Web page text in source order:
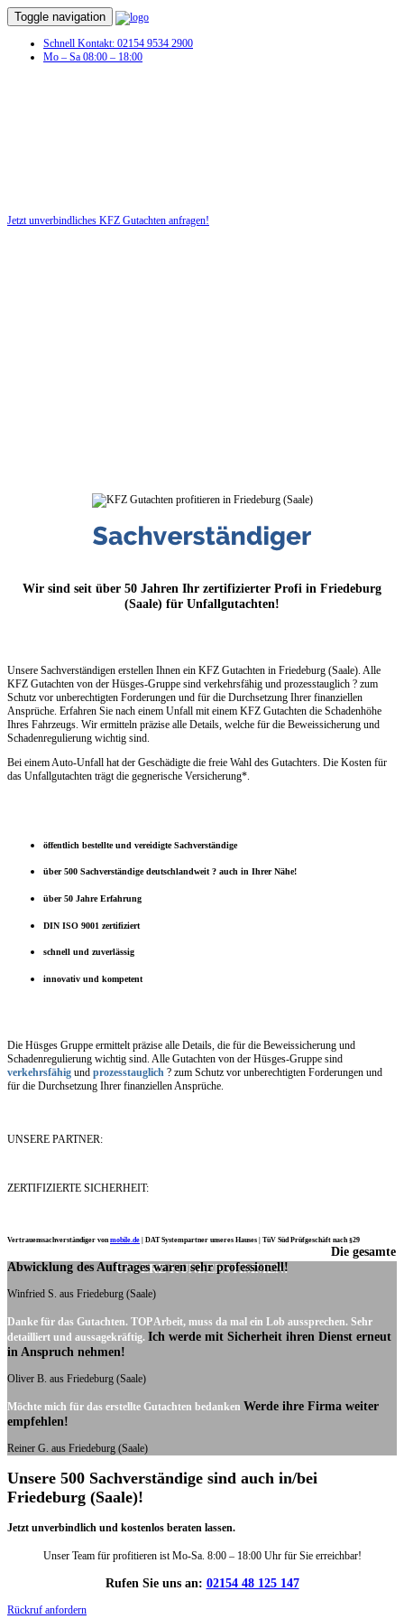
Toggle navigation
Schnell Kontakt: 02154 9534 2900
Mo – Sa 08:00 – 18:00
Jetzt unverbindliches KFZ Gutachten anfragen!
Wir sind seit über 50 Jahren Ihr zertifizierter Profi in Friedeburg
(Saale) für Unfallgutachten!
Unsere Sachverständigen erstellen Ihnen ein KFZ Gutachten in Friedeburg (Saale). Alle
KFZ Gutachten von der Hüsges-Gruppe sind verkehrsfähig und prozesstauglich ? zum
Schutz vor unberechtigten Forderungen und für die Durchsetzung Ihrer finanziellen
Ansprüche. Erfahren Sie nach einem Unfall mit einem KFZ Gutachten die Schadenhöhe
Ihres Fahrzeugs. Wir ermitteln präzise alle Details, welche für die Beweissicherung und
Schadenregulierung wichtig sind.
Bei einem Auto-Unfall hat der Geschädigte die freie Wahl des Gutachters. Die Kosten für
das Unfallgutachten trägt die gegnerische Versicherung*.
öffentlich bestellte und vereidigte Sachverständige
über 500 Sachverständige deutschlandweit ? auch in Ihrer Nähe!
über 50 Jahre Erfahrung
DIN ISO 9001 zertifiziert
schnell und zuverlässig
innovativ und kompetent
Die Hüsges Gruppe ermittelt präzise alle Details, die für die Beweissicherung und
Schadenregulierung wichtig sind. Alle Gutachten von der Hüsges-Gruppe sind
verkehrsfähig und prozesstauglich ? zum Schutz vor unberechtigten Forderungen und
für die Durchsetzung Ihrer finanziellen Ansprüche.
UNSERE PARTNER:
ZERTIFIZIERTE SICHERHEIT:
Vertrauenssachverständiger vonmobile.de DAT Systempartner unseres Hauses | TüV Süd Prüfgeschäft nach §29
UNSERE KUNDENSTIMMEN:
Die gesamte
Abwicklung des Auftrages waren sehr professionell!
Winfried S. aus Friedeburg (Saale)
Danke für das Gutachten. TOP Arbeit, muss da mal ein Lob aussprechen. Sehr
detailliert und aussagekräftig. Ich werde mit Sicherheit ihren Dienst erneut
in Anspruch nehmen!
Oliver B. aus Friedeburg (Saale)
Möchte mich für das erstellte Gutachten bedanken Werde ihre Firma weiter
empfehlen!
Reiner G. aus Friedeburg (Saale)
Unsere 500 Sachverständige sind auch in/bei
Friedeburg (Saale)!
Jetzt unverbindlich und kostenlos beraten lassen.
Unser Team für profitieren ist Mo-Sa. 8:00 – 18:00 Uhr für Sie erreichbar!
Rufen Sie uns an: 02154 48 125 147
Rückruf anfordern